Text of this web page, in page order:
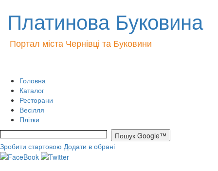
Платинова Буковина
Портал міста Чернівці та Буковини
Головна
Каталог
Ресторани
Весілля
Плітки
Зробити стартовою Додати в обрані